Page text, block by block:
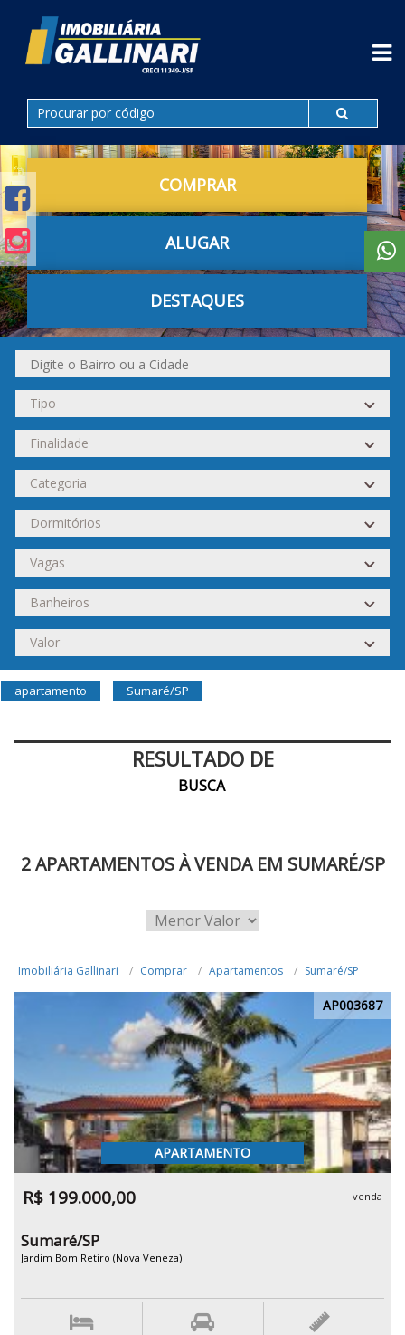
COMPRAR
ALUGAR
DESTAQUES
apartamento Sumaré/SP
RESULTADO DE
BUSCA
2 APARTAMENTOS À VENDA EM SUMARÉ/SP
Imobiliária Gallinari Comprar Apartamentos Sumaré/SP
AP003687
APARTAMENTO
R$ 199.000,00 venda
Sumaré/SP
Jardim Bom Retiro (Nova Veneza)